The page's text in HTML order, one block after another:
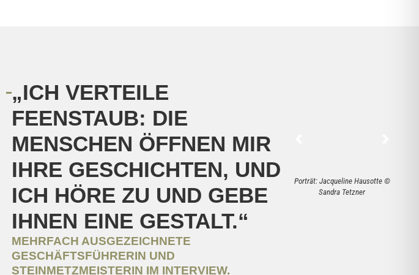
„ICH VERTEILE
FEENSTAUB: DIE
MENSCHEN ÖFFNEN MIR
IHRE GESCHICHTEN, UND
ICH HÖRE ZU UND GEBE
IHNEN EINE GESTALT.“
MEHRFACH AUSGEZEICHNETE
GESCHÄFTSFÜHRERIN UND
STEINMETZMEISTERIN IM INTERVIEW.
Porträt: Jacqueline Hausotte ©
Sandra Tetzner